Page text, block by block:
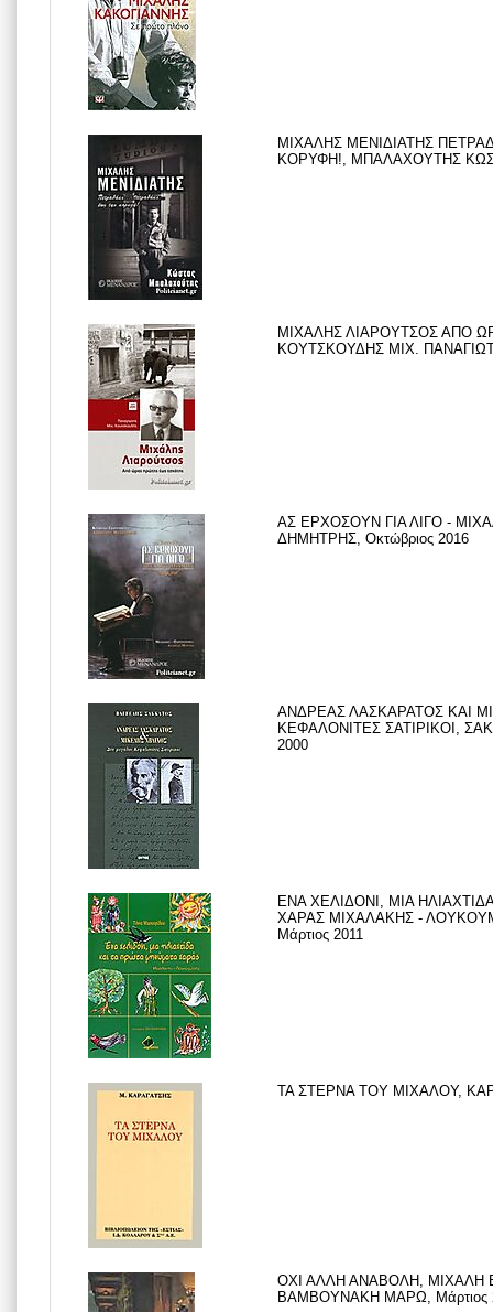
ΜΙΧΑΛΗΣ ΜΕΝΙΔΙΑΤΗΣ
ΚΟΡΥΦΗ!, ΜΠΑΛΑΧΟΥΤΗΣ
ΜΙΧΑΛΗΣ ΛΙΑΡΟΥΤΣΟΣ ΑΠΟ
ΚΟΥΤΣΚΟΥΔΗΣ ΜΙΧ.
ΑΣ ΕΡΧΟΣΟΥΝ ΓΙΑ ΛΙΓΟ -
ΔΗΜΗΤΡΗΣ, Οκτώβριος 2016
ΑΝΔΡΕΑΣ ΛΑΣΚΑΡΑΤΟΣ ΚΑΙ
ΚΕΦΑΛΟΝΙΤΕΣ ΣΑΤΙΡΙΚΟΙ,
2000
ΕΝΑ ΧΕΛΙΔΟΝΙ, ΜΙΑ
ΧΑΡΑΣ ΜΙΧΑΛΑΚΗΣ -
Μάρτιος 2011
ΤΑ ΣΤΕΡΝΑ ΤΟΥ ΜΙΧΑΛΟΥ,
ΟΧΙ ΑΛΛΗ ΑΝΑΒΟΛΗ, ΜΙΧΑΛΗ
ΒΑΜΒΟΥΝΑΚΗ ΜΑΡΩ, Μάρτιος